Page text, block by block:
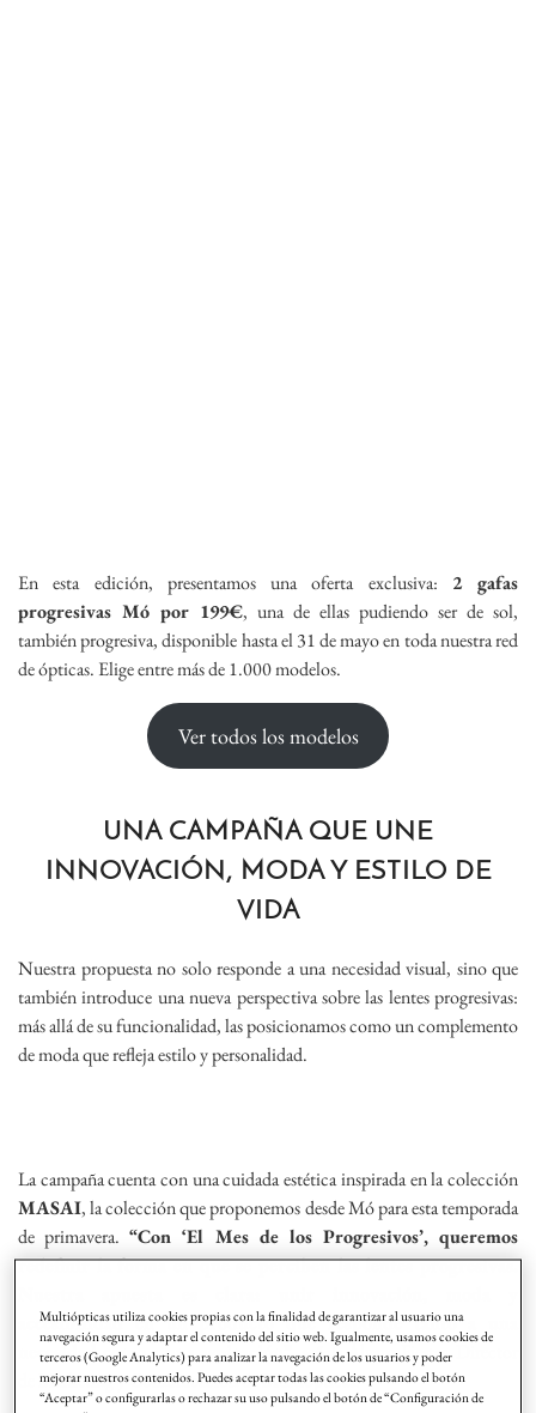
En esta edición, presentamos una oferta exclusiva: 2 gafas
progresivas Mó por 199€, una de ellas pudiendo ser de sol,
también progresiva, disponible hasta el 31 de mayo en toda nuestra red
de ópticas. Elige entre más de 1.000 modelos.
Ver todos los modelos
UNA CAMPAÑA QUE UNE
INNOVACIÓN, MODA Y ESTILO DE
VIDA
Nuestra propuesta no solo responde a una necesidad visual, sino que
también introduce una nueva perspectiva sobre las lentes progresivas:
más allá de su funcionalidad, las posicionamos como un complemento
de moda que refleja estilo y personalidad.
La campaña cuenta con una cuidada estética inspirada en la colección
MASAI, la colección que proponemos desde Mó para esta temporada
de primavera.“Con ‘El Mes de los Progresivos’, queremos
redefinir la forma en que se perciben las lentes progresivas.
accesibilidad en un producto que responde tanto a una
necesidad como a una aspiración”, señala Álvaro Fiestas, Director
de Marketing y Comunicación de Multiópticas.
Multiópticas utiliza cookies propias con la finalidad de garantizar al usuario una
navegación segura y adaptar el contenido del sitio web. Igualmente, usamos cookies de
terceros (Google Analytics) para analizar la navegación de los usuarios y poder
mejorar nuestros contenidos. Puedes aceptar todas las cookies pulsando el botón
“Aceptar” o configurarlas o rechazar su uso pulsando el botón de “Configuración de